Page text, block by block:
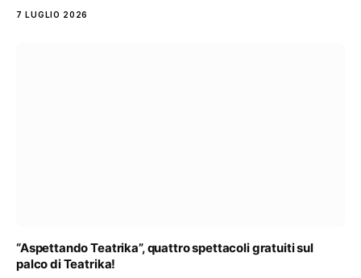
7 LUGLIO 2026
“Aspettando Teatrika”, quattro spettacoli gratuiti sul
palco di Teatrika!